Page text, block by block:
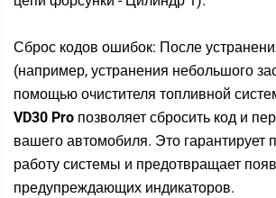
Сброс кодов ошибок: После
(например, устранения небольшого
помощью очистителя топливной
VD30 Pro позволяет сбросить код и
вашего автомобиля. Это гарантирует
работу системы и предотвращает
предупреждающих индикаторов.